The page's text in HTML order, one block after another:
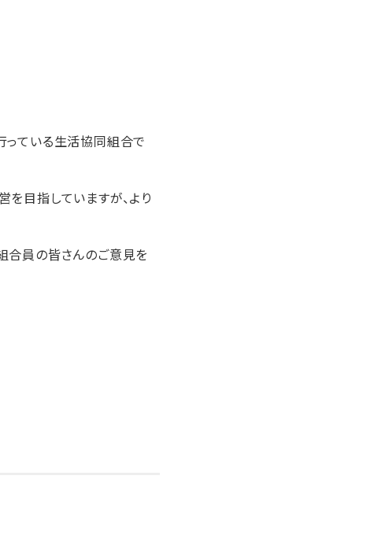
ている生活協同組合で
目指していますが、より
合員の皆さんのご意見を